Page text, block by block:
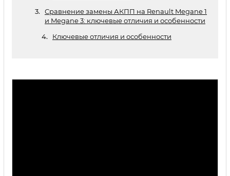
Сравнение замены АКПП на Renault Megane 1
и Megane 3: ключевые отличия и особенности
Ключевые отличия и особенности